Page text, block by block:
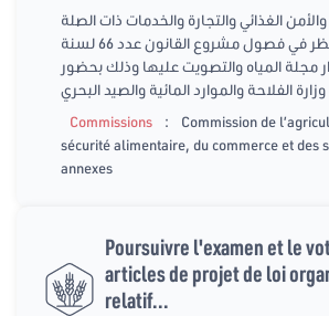
الغذائي والتجارة والخدمات ذات الصلة
جلسة لمواصلة النظر في فصول مشروع القانون عدد 66 لسنة
مجلة المياه والتصويت عليها وذلك بحضور
الفلاحة والموارد المائية والصيد البحري
Commissions
:
Commission de
sécurité alimentaire, du commerce et des
annexes
Poursuivre l'examen et le
articles de projet de loi
relatif...